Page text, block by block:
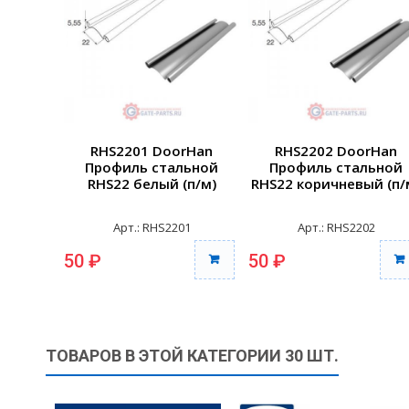
RHS2201 DoorHan
Профиль стальной
RHS22 белый (п/м)
Арт.: RHS2201
50 ₽
RHS2202 DoorHan
Профиль стальной
RHS22 коричневый
Арт.: RHS2202
50 ₽
ТОВАРОВ В ЭТОЙ КАТЕГОРИИ 30 ШТ.